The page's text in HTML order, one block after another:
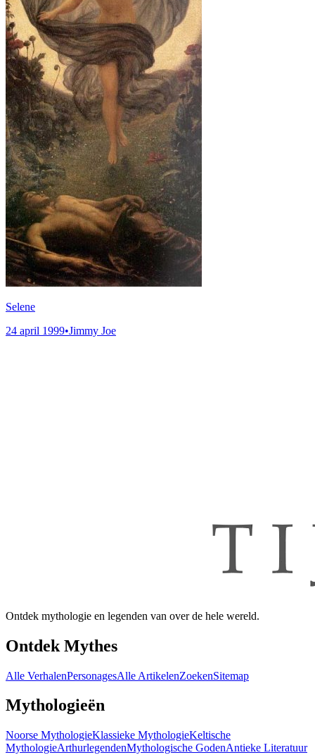
Selene
24 april 1999•Jimmy Joe
Ontdek mythologie en legenden van over de hele wereld.
Ontdek Mythes
Alle VerhalenPersonagesAlle ArtikelenZoekenSitemap
Mythologieën
Noorse MythologieKlassieke MythologieKeltische
MythologieArthurlegendenMythologische GodenAntieke Literatuur